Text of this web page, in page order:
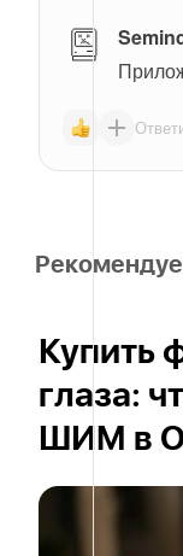
Купить
глаза:
ШИМ в